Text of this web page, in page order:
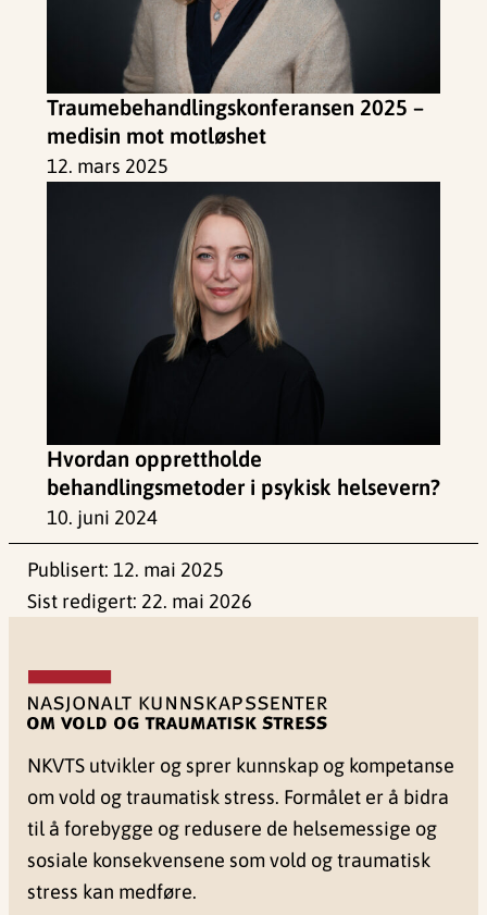
Traumebehandlingskonferansen 2025 –
medisin mot motløshet
12. mars 2025
Hvordan opprettholde
behandlingsmetoder i psykisk helsevern?
10. juni 2024
Publisert: 12. mai 2025
Sist redigert: 22. mai 2026
NKVTS utvikler og sprer kunnskap og kompetanse
om vold og traumatisk stress. Formålet er å bidra
til å forebygge og redusere de helsemessige og
sosiale konsekvensene som vold og traumatisk
stress kan medføre.